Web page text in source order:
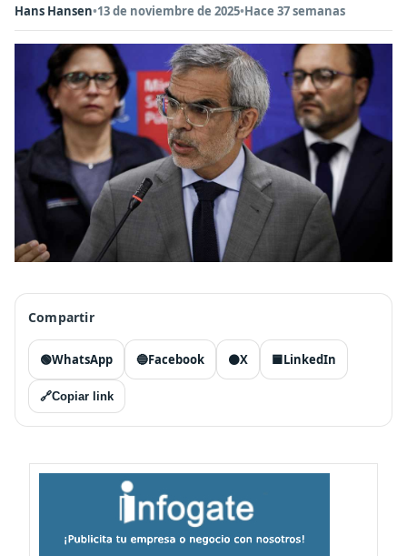
Hans Hansen•13 de noviembre de 2025•Hace 37 semanas
Compartir
🟢WhatsApp 🔵Facebook ⚫X 🟦LinkedIn
🔗Copiar link